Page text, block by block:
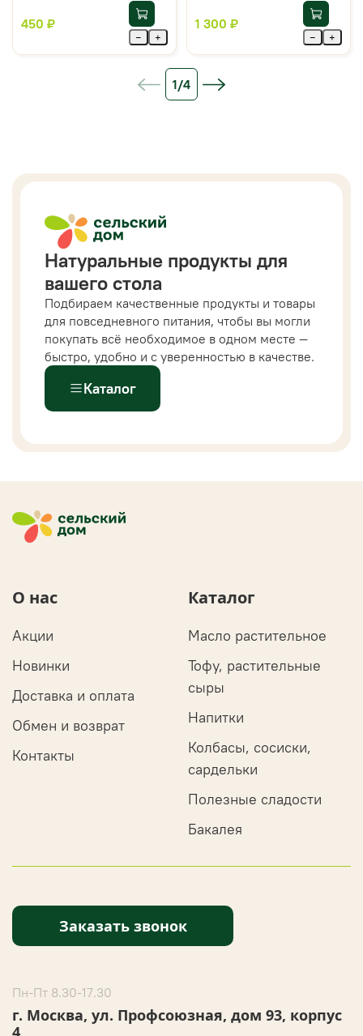
450 ₽
− +
1 300 ₽
− +
1/4
Натуральные продукты для
вашего стола
Подбираем качественные продукты и товары
для повседневного питания, чтобы вы могли
покупать всё необходимое в одном месте —
быстро, удобно и с уверенностью в качестве.
Каталог
О нас
Акции
Новинки
Доставка и оплата
Обмен и возврат
Контакты
Каталог
Масло растительное
Тофу, растительные
сыры
Напитки
Колбасы, сосиски,
сардельки
Полезные сладости
Бакалея
Заказать звонок
Пн-Пт 8.30-17.30
г. Москва, ул. Профсоюзная, дом 93, корпус
4